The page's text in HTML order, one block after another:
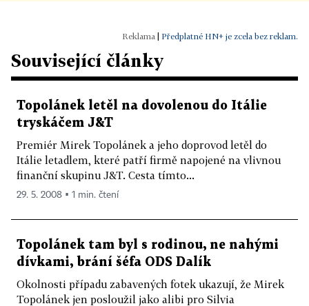
Předplatné HN+ je zcela bez reklam.
Související články
Topolánek letěl na dovolenou do Itálie
tryskáčem J&T
Premiér Mirek Topolánek a jeho doprovod letěl do
Itálie letadlem, které patří firmě napojené na vlivnou
finanční skupinu J&T. Cesta tímto...
29. 5. 2008 ▪ 1 min. čtení
Topolánek tam byl s rodinou, ne nahými
dívkami, brání šéfa ODS Dalík
Okolnosti případu zabavených fotek ukazují, že Mirek
Topolánek jen posloužil jako alibi pro Silvia